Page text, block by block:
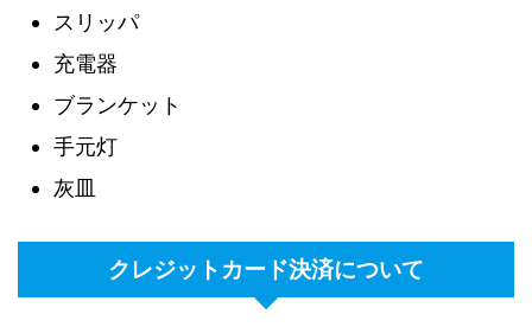
スリッパ
充電器
ブランケット
手元灯
灰皿
クレジットカード決済について